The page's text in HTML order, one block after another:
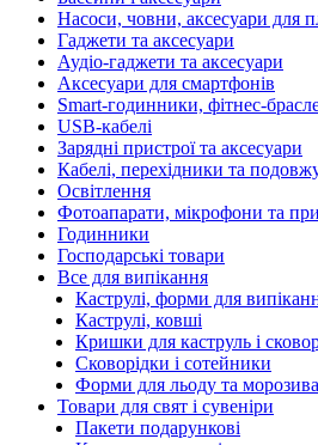
Насоси, човни, аксесуари для
Гаджети та аксесуари
Аудіо-гаджети та аксесуари
Аксесуари для смартфонів
Smart-годинники, фітнес-
USB-кабелі
Зарядні пристрої та аксесуари
Кабелі, перехідники та
Освітлення
Фотоапарати, мікрофони та
Годинники
Господарські товари
Все для випікання
Каструлі, форми для
Каструлі, ковші
Кришки для каструль і
Сковорідки і сотейники
Форми для льоду та морозива
Товари для свят і сувеніри
Пакети подарункові